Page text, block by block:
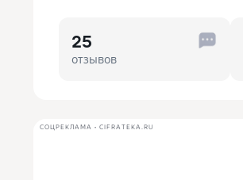
25
отзывов
СОЦРЕКЛАМА • CIFRATEKA.RU